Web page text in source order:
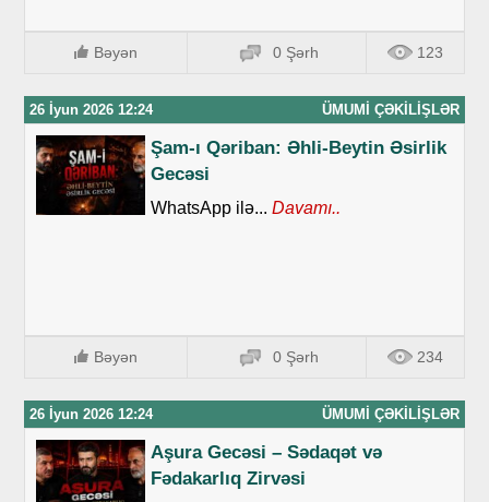
Bəyən 0 Şərh 123
26 İyun 2026 12:24 ÜMUMI ÇƏKILIŞLƏR
Şam-ı Qəriban: Əhli-Beytin Əsirlik
Gecəsi
WhatsApp ilə... Davamı..
Bəyən 0 Şərh 234
26 İyun 2026 12:24 ÜMUMI ÇƏKILIŞLƏR
Aşura Gecəsi – Sədaqət və
Fədakarlıq Zirvəsi